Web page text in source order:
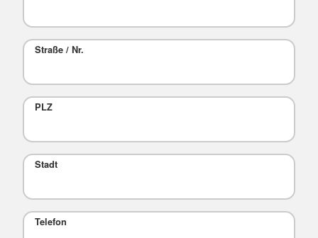
Straße / Nr.
PLZ
Stadt
Telefon